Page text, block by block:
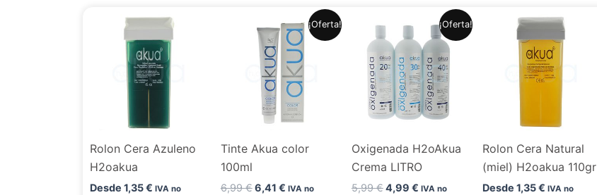
Rolon Cera Azuleno
H2oakua
Desde 1,35€ IVA no
¡Oferta!
Tinte Akua color
100ml
6,99€
precio
original
era:
6,99 €.
6,41 €
precio
actual
es:
6,41 €.
IVA no
Este
producto
múltiples
variantes.
pueden
elegir
¡Oferta!
Oxigenada H2oAkua
Crema LITRO
5,99€
precio
original
era:
5,99 €.
4,99 €
precio
actual
es:
4,99 €.
IVA no
Este
producto
pueden
elegir
Rolon Cera Natural
(miel) H2oakua 110gr
Desde 1,35€ IVA no